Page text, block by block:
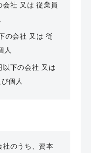
社 又は 従業員
の会社 又は 従
人
以下の会社 又は
個人
社のうち、資本